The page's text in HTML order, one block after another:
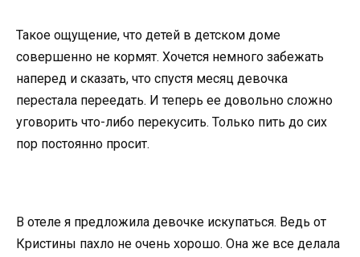
Такое ощущение, что детей в детском доме
совершенно не кормят. Хочется немного забежать
наперед и сказать, что спустя месяц девочка
перестала переедать. И теперь ее довольно сложно
уговорить что-либо перекусить. Только пить до сих
пор постоянно просит.
В отеле я предложила девочке искупаться. Ведь от
Кристины пахло не очень хорошо. Она же все делала